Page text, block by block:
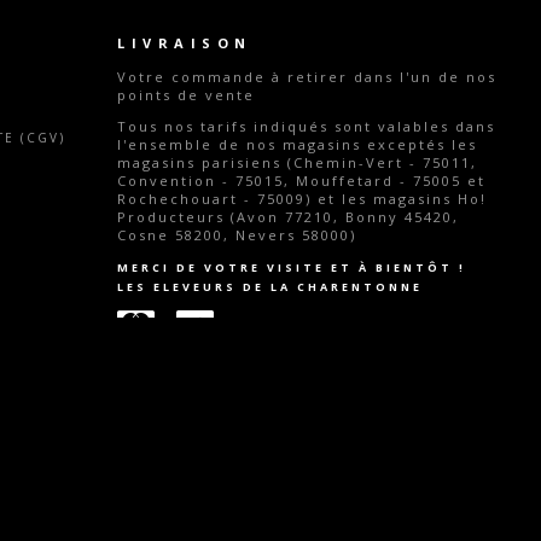
(CGV)
LIVRAISON
Votre commande à retirer dans l'un de nos
points de vente
Tous nos tarifs indiqués sont valables dans
l'ensemble de nos magasins exceptés les
magasins parisiens (Chemin-Vert - 75011,
Convention - 75015, Mouffetard - 75005 et
Rochechouart - 75009) et les magasins Ho!
Producteurs (Avon 77210, Bonny 45420,
Cosne 58200, Nevers 58000)
MERCI DE VOTRE VISITE ET À BIENTÔT !
LES ELEVEURS DE LA CHARENTONNE